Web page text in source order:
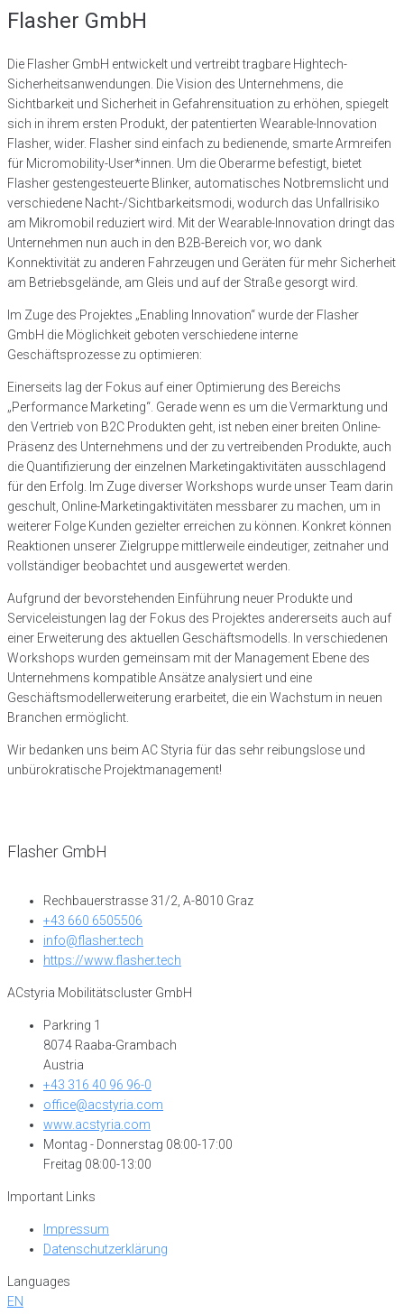
Flasher GmbH
Die Flasher GmbH entwickelt und vertreibt tragbare Hightech-
Sicherheitsanwendungen. Die Vision des Unternehmens, die
Sichtbarkeit und Sicherheit in Gefahrensituation zu erhöhen, spiegelt
sich in ihrem ersten Produkt, der patentierten Wearable-Innovation
Flasher, wider. Flasher sind einfach zu bedienende, smarte Armreifen
für Micromobility-User*innen. Um die Oberarme befestigt, bietet
Flasher gestengesteuerte Blinker, automatisches Notbremslicht und
verschiedene Nacht-/Sichtbarkeitsmodi, wodurch das Unfallrisiko
am Mikromobil reduziert wird. Mit der Wearable-Innovation dringt das
Unternehmen nun auch in den B2B-Bereich vor, wo dank
Konnektivität zu anderen Fahrzeugen und Geräten für mehr Sicherheit
am Betriebsgelände, am Gleis und auf der Straße gesorgt wird.
Im Zuge des Projektes „Enabling Innovation“ wurde der Flasher
GmbH die Möglichkeit geboten verschiedene interne
Geschäftsprozesse zu optimieren:
Einerseits lag der Fokus auf einer Optimierung des Bereichs
„Performance Marketing“. Gerade wenn es um die Vermarktung und
den Vertrieb von B2C Produkten geht, ist neben einer breiten Online-
Präsenz des Unternehmens und der zu vertreibenden Produkte, auch
die Quantifizierung der einzelnen Marketingaktivitäten ausschlagend
für den Erfolg. Im Zuge diverser Workshops wurde unser Team darin
geschult, Online-Marketingaktivitäten messbarer zu machen, um in
weiterer Folge Kunden gezielter erreichen zu können. Konkret können
Reaktionen unserer Zielgruppe mittlerweile eindeutiger, zeitnaher und
vollständiger beobachtet und ausgewertet werden.
Aufgrund der bevorstehenden Einführung neuer Produkte und
Serviceleistungen lag der Fokus des Projektes andererseits auch auf
einer Erweiterung des aktuellen Geschäftsmodells. In verschiedenen
Workshops wurden gemeinsam mit der Management Ebene des
Unternehmens kompatible Ansätze analysiert und eine
Geschäftsmodellerweiterung erarbeitet, die ein Wachstum in neuen
Branchen ermöglicht.
Wir bedanken uns beim AC Styria für das sehr reibungslose und
unbürokratische Projektmanagement!
Flasher GmbH
Rechbauerstrasse 31/2, A-8010 Graz
+43 660 6505506
info@flasher.tech
https://www.flasher.tech
ACstyria Mobilitätscluster GmbH
Parkring 1
8074 Raaba-Grambach
Austria
+43 316 40 96 96-0
office@acstyria.com
www.acstyria.com
Montag - Donnerstag 08:00-17:00
Freitag 08:00-13:00
Important Links
Impressum
Datenschutzerklärung
Languages
EN